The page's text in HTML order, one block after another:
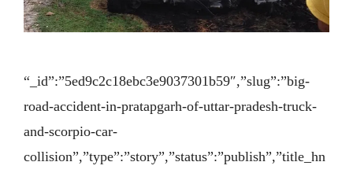
“_id”:”5ed9c2c18ebc3e9037301b59″,”slug”:”big-
road-accident-in-pratapgarh-of-uttar-pradesh-truck-
and-scorpio-car-
collision”,”type”:”story”,”status”:”publish”,”title_hn